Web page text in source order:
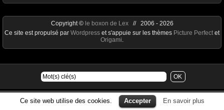
Ce site web utilise des cookies. Accepter En savoir plus
Copyright © le boxon de Lex// 2006 - 2026
Ce site est propulsé par Wordpress et s'appuie sur les thèmes Picture Perfect et
Origami.